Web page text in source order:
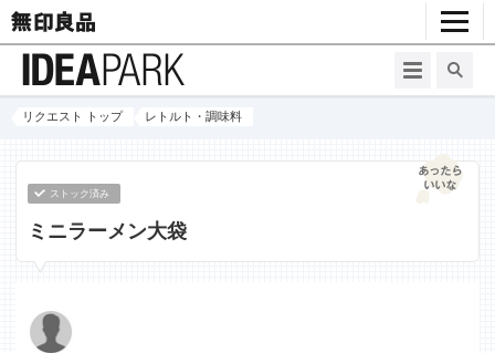
リクエスト トップ レトルト・調味料
ストック済み
ミニラーメン大袋